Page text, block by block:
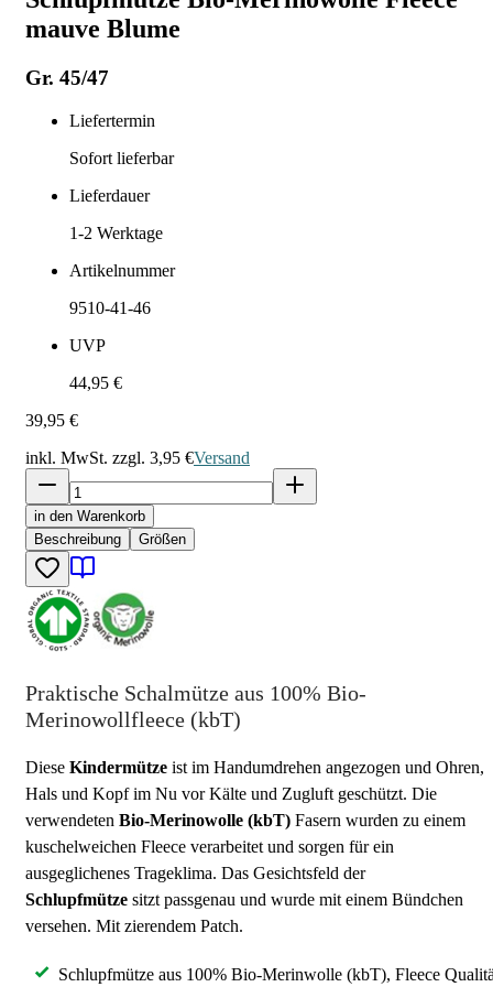
mauve Blume
Gr. 45/47
Liefertermin
Sofort lieferbar
Lieferdauer
1-2 Werktage
Artikelnummer
9510-41-46
UVP
44,95 €
39,95 €
inkl. MwSt. zzgl. 3,95 €Versand
in den Warenkorb
Beschreibung
Größen
Praktische Schalmütze aus 100% Bio-
Merinowollfleece (kbT)
Diese Kindermütze ist im Handumdrehen angezogen und Ohren,
Hals und Kopf im Nu vor Kälte und Zugluft geschützt. Die
verwendeten Bio-Merinowolle (kbT) Fasern wurden zu einem
kuschelweichen Fleece verarbeitet und sorgen für ein
ausgeglichenes Trageklima. Das Gesichtsfeld der
Schlupfmütze sitzt passgenau und wurde mit einem Bündchen
versehen. Mit zierendem Patch.
Schlupfmütze aus 100% Bio-Merinwolle (kbT), Fleece